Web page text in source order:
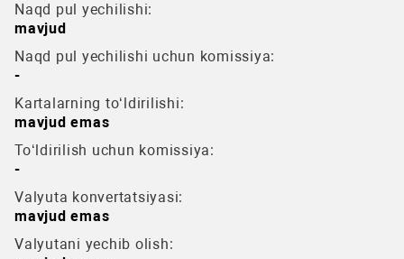
Naqd pul yechilishi:
mavjud
Naqd pul yechilishi uchun komissiya:
-
Kartalarning to‘ldirilishi:
mavjud emas
To‘ldirilish uchun komissiya:
-
Valyuta konvertatsiyasi:
mavjud emas
Valyutani yechib olish: